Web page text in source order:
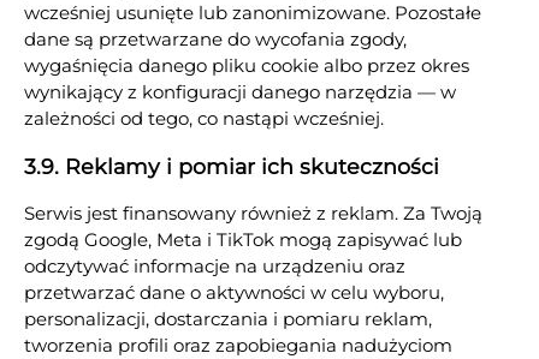
wcześniej usunięte lub zanonimizowane. Pozostałe
dane są przetwarzane do wycofania zgody,
wygaśnięcia danego pliku cookie albo przez okres
wynikający z konfiguracji danego narzędzia — w
zależności od tego, co nastąpi wcześniej.
3.9. Reklamy i pomiar ich skuteczności
Serwis jest finansowany również z reklam. Za Twoją
zgodą Google, Meta i TikTok mogą zapisywać lub
odczytywać informacje na urządzeniu oraz
przetwarzać dane o aktywności w celu wyboru,
personalizacji, dostarczania i pomiaru reklam,
tworzenia profili oraz zapobiegania nadużyciom